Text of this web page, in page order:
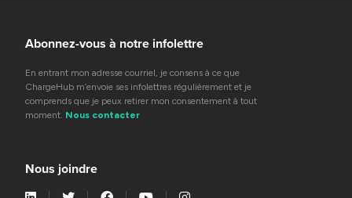
Abonnez-vous à notre infolettre
En entrant mon adresse courriel, je consens à ce que
ChargeHub m’envoie ses infolettres régulièrement et je
comprends que je peux retirer mon consentement à tout
moment. Nous contacter
Nous joindre